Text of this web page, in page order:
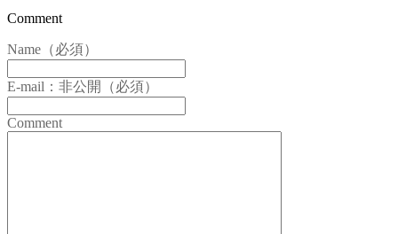
Comment
Name（必須）
E-mail：非公開（必須）
Comment